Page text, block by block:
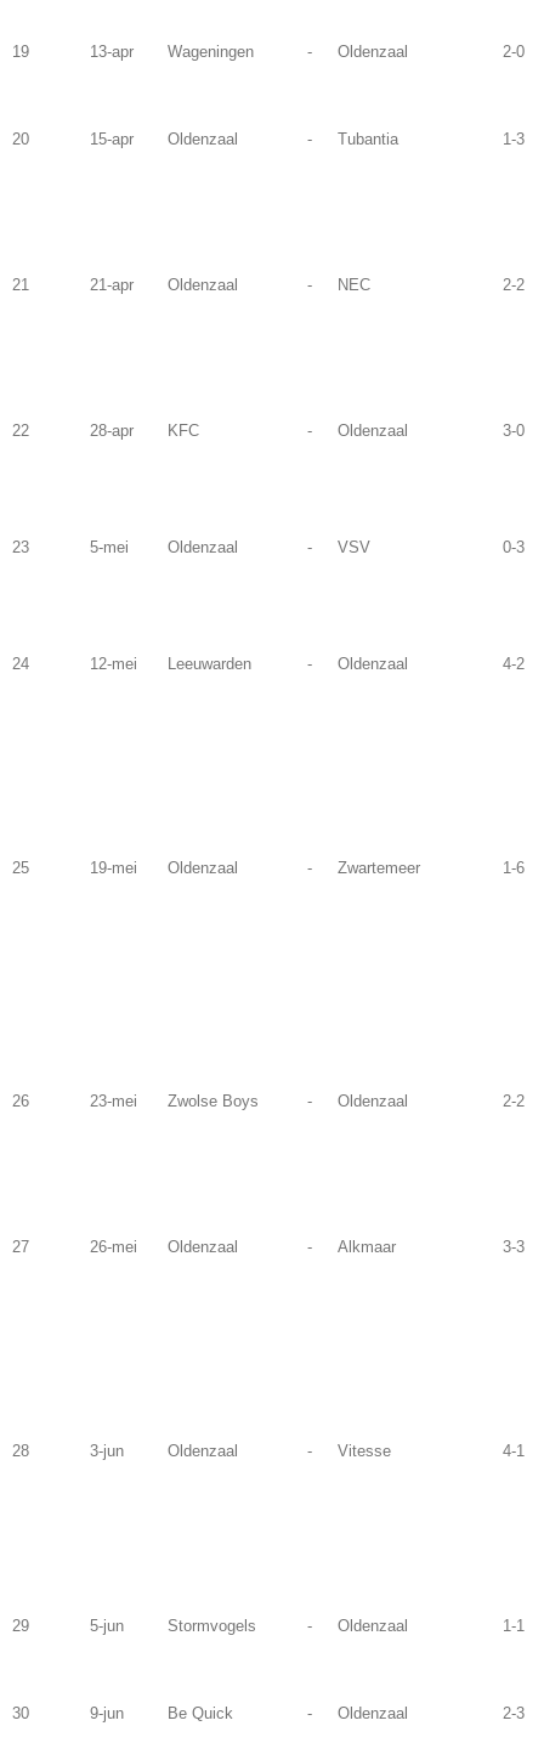
19 13-apr Wageningen - Oldenzaal 2-0
20 15-apr Oldenzaal - Tubantia 1-3
21 21-apr Oldenzaal - NEC 2-2
22 28-apr KFC - Oldenzaal 3-0
23 5-mei Oldenzaal - VSV 0-3
24 12-mei Leeuwarden - Oldenzaal 4-2
25 19-mei Oldenzaal - Zwartemeer 1-6
26 23-mei Zwolse Boys - Oldenzaal 2-2
27 26-mei Oldenzaal - Alkmaar 3-3
28 3-jun Oldenzaal - Vitesse 4-1
29 5-jun Stormvogels - Oldenzaal 1-1
30 9-jun Be Quick - Oldenzaal 2-3